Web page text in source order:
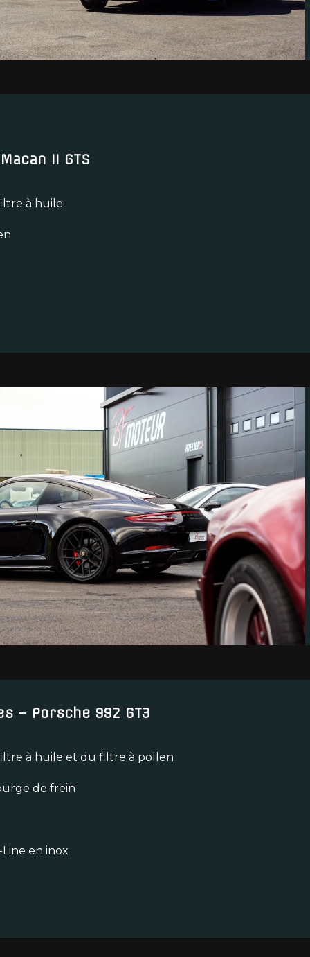
II GTS
à huile
– Porsche 992 GT3
à huile et du filtre à pollen
de frein
en inox